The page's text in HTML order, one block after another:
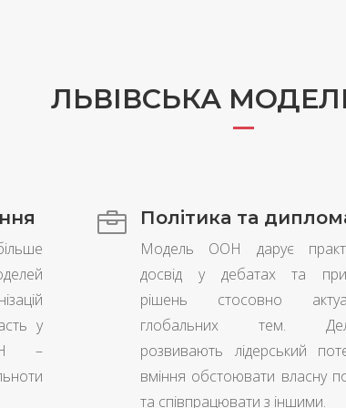
ЛЬВІВСЬКА
у
–
 Політика та
Модель ООН дарує
досвід у дебатах та
рішень стосовно
глобальних тем.
розвивають лідерський
вміння обстоювати власну
та співпрацювати з іншими.